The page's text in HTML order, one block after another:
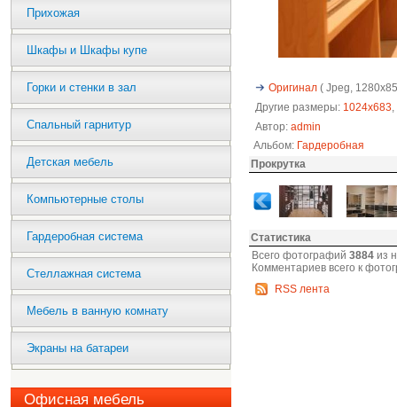
Прихожая
Шкафы и Шкафы купе
Горки и стенки в зал
Спальный гарнитур
Детская мебель
Компьютерные столы
Гардеробная система
Стеллажная система
Мебель в ванную комнату
Экраны на батареи
Офисная мебель
Оригинал ( Jpeg,
Другие размеры: 1024x683,
Автор: admin
Альбом: Гардеробная
Прокрутка
Статистика
Всего фотографий 3884 из
Комментариев всего к
RSS лента